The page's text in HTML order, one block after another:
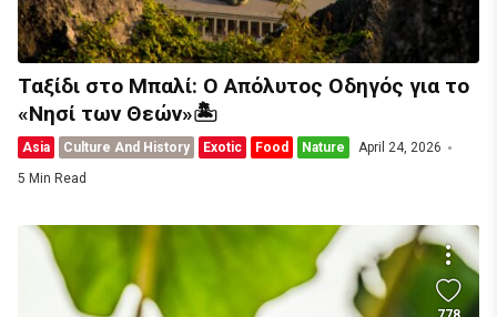
Ταξίδι στο Μπαλί: Ο Απόλυτος Οδηγός για το
«Νησί των Θεών»🏝️
Asia Culture And History Exotic Food Nature
April 24, 2026
5 Min Read